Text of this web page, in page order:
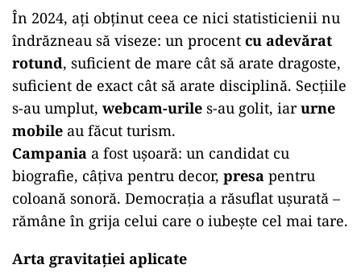
În 2024, ați obținut ceea ce nici statisticienii nu
îndrăzneau să viseze: un procent cu adevărat
rotund, suficient de mare cât să arate dragoste,
suficient de exact cât să arate disciplină. Secțiile
s-au umplut, webcam-urile s-au golit, iarurne
mobile au făcut turism.
Campania a fost ușoară: un candidat cu
biografie, câțiva pentru decor, presa pentru
coloană sonoră. Democrația a răsuflat ușurată –
rămâne în grija celui care o iubește cel mai tare.
Arta gravitației aplicate